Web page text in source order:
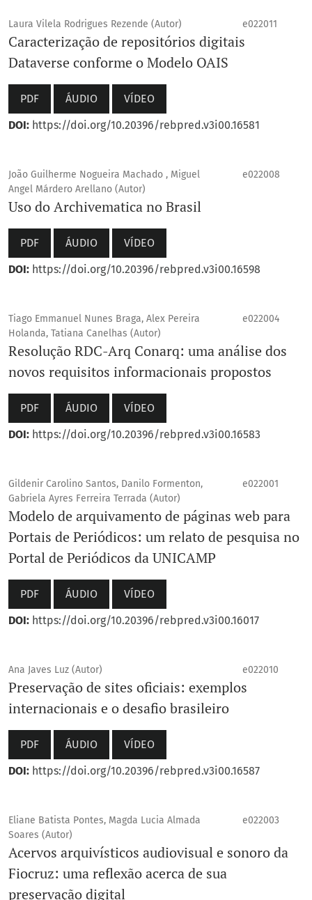
Laura Vilela Rodrigues Rezende (Autor) e022011
Caracterização de repositórios digitais
Dataverse conforme o Modelo OAIS
PDF ÁUDIO
VÍDEO
DOI: https://doi.org/10.20396/rebpred.v3i00.16581
João Guilherme Nogueira Machado , Miguel
Angel Márdero Arellano (Autor)
e022008
Uso do Archivematica no Brasil
PDF ÁUDIO
VÍDEO
DOI: https://doi.org/10.20396/rebpred.v3i00.16598
Tiago Emmanuel Nunes Braga, Alex Pereira
Holanda, Tatiana Canelhas (Autor)
e022004
Resolução RDC-Arq Conarq: uma análise dos
novos requisitos informacionais propostos
PDF ÁUDIO
VÍDEO
DOI: https://doi.org/10.20396/rebpred.v3i00.16583
Gildenir Carolino Santos, Danilo Formenton,
Gabriela Ayres Ferreira Terrada (Autor)
e022001
Modelo de arquivamento de páginas web para
Portais de Periódicos: um relato de pesquisa no
Portal de Periódicos da UNICAMP
PDF ÁUDIO
VÍDEO
DOI: https://doi.org/10.20396/rebpred.v3i00.16017
Ana Javes Luz (Autor) e022010
Preservação de sites oficiais: exemplos
internacionais e o desafio brasileiro
PDF ÁUDIO
VÍDEO
DOI: https://doi.org/10.20396/rebpred.v3i00.16587
Eliane Batista Pontes, Magda Lucia Almada
Soares (Autor)
e022003
Acervos arquivísticos audiovisual e sonoro da
Fiocruz: uma reflexão acerca de sua
preservação digital